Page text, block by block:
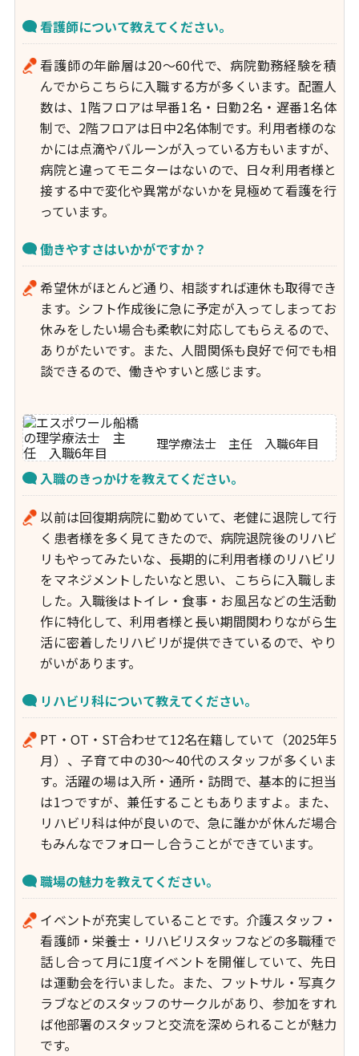
看護師について教えてください。
看護師の年齢層は20～60代で、病院勤務経験を積
んでからこちらに入職する方が多くいます。配置人
数は、1階フロアは早番1名・日勤2名・遅番1名体
制で、2階フロアは日中2名体制です。利用者様のな
かには点滴やバルーンが入っている方もいますが、
病院と違ってモニターはないので、日々利用者様と
接する中で変化や異常がないかを見極めて看護を行
っています。
働きやすさはいかがですか？
希望休がほとんど通り、相談すれば連休も取得でき
ます。シフト作成後に急に予定が入ってしまってお
休みをしたい場合も柔軟に対応してもらえるので、
ありがたいです。また、人間関係も良好で何でも相
談できるので、働きやすいと感じます。
理学療法士 主任 入職6年目
入職のきっかけを教えてください。
以前は回復期病院に勤めていて、老健に退院して行
く患者様を多く見てきたので、病院退院後のリハビ
リもやってみたいな、長期的に利用者様のリハビリ
をマネジメントしたいなと思い、こちらに入職しま
した。入職後はトイレ・食事・お風呂などの生活動
作に特化して、利用者様と長い期間関わりながら生
活に密着したリハビリが提供できているので、やり
がいがあります。
リハビリ科について教えてください。
PT・OT・ST合わせて12名在籍していて（2025年5
月）、子育て中の30～40代のスタッフが多くいま
す。活躍の場は入所・通所・訪問で、基本的に担当
は1つですが、兼任することもありますよ。また、
リハビリ科は仲が良いので、急に誰かが休んだ場合
もみんなでフォローし合うことができています。
職場の魅力を教えてください。
イベントが充実していることです。介護スタッフ・
看護師・栄養士・リハビリスタッフなどの多職種で
話し合って月に1度イベントを開催していて、先日
は運動会を行いました。また、フットサル・写真ク
ラブなどのスタッフのサークルがあり、参加をすれ
ば他部署のスタッフと交流を深められることが魅力
です。